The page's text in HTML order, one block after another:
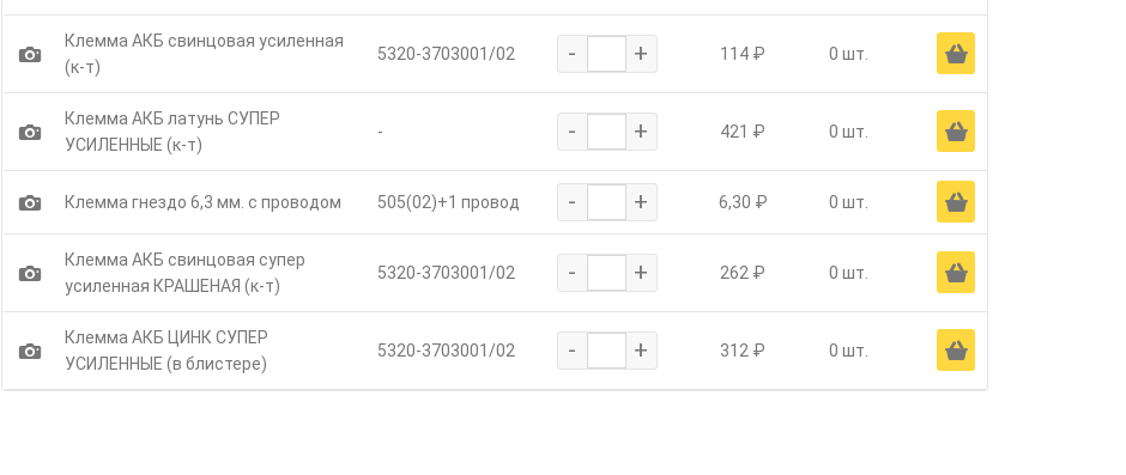
1
Клемма АКБ свинцовая усиленная
(к-т)
5320-3703001/02 - + 114 ₽ 0 шт. Ä
1
Клемма АКБ латунь СУПЕР
УСИЛЕННЫЕ (к-т)
- - + 421 ₽ 0 шт. Ä
1 Клемма гнездо 6,3 мм. с проводом 505(02)+1 провод - + 6,30 ₽ 0 шт. Ä
1
Клемма АКБ свинцовая супер
усиленная КРАШЕНАЯ (к-т)
5320-3703001/02 - + 262 ₽ 0 шт. Ä
1
Клемма АКБ ЦИНК СУПЕР
УСИЛЕННЫЕ (в блистере)
5320-3703001/02 - + 312 ₽ 0 шт. Ä